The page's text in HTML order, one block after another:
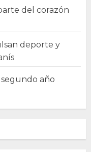
del corazón
deporte y
año